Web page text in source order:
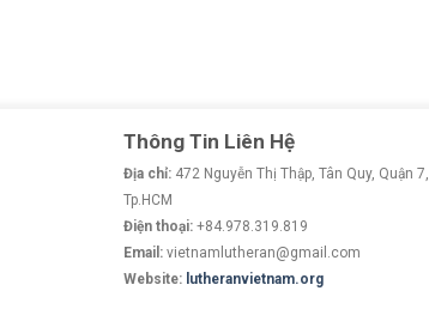
Thông Tin Liên Hệ
Địa chỉ: 472 Nguyễn Thị Thập, Tân Quy, Quận 7,
Tp.HCM
Điện thoại: +84.978.319.819
Email: vietnamlutheran@gmail.com
Website: lutheranvietnam.org